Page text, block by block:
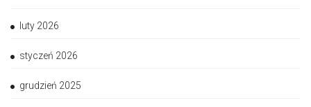
luty 2026
styczeń 2026
grudzień 2025